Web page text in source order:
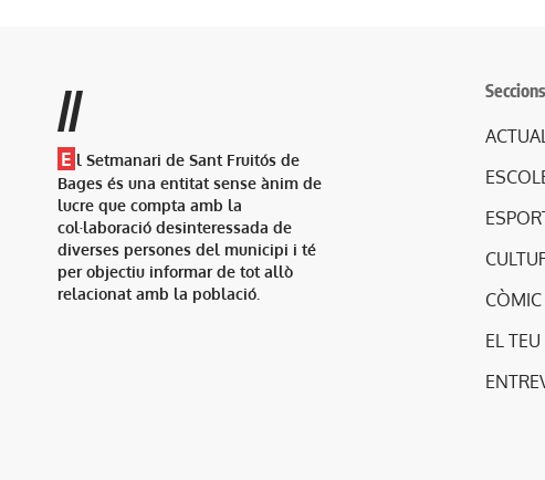
//
E l Setmanari de Sant Fruitós de
Bages és una entitat sense ànim de
lucre que compta amb la
col·laboració desinteressada de
diverses persones del municipi i té
per objectiu informar de tot allò
relacionat amb la població.
Seccions
CÒMIC
EL